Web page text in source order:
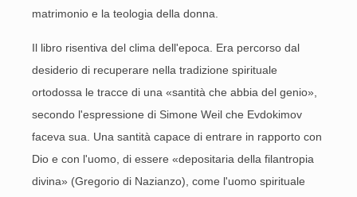
matrimonio e la teologia della donna.
Il libro risentiva del clima dell'epoca. Era percorso dal
desiderio di recuperare nella tradizione spirituale
ortodossa le tracce di una «santità che abbia del genio»,
secondo l'espressione di Simone Weil che Evdokimov
faceva sua. Una santità capace di entrare in rapporto con
Dio e con l'uomo, di essere «depositaria della filantropia
divina» (Gregorio di Nazianzo), come l'uomo spirituale